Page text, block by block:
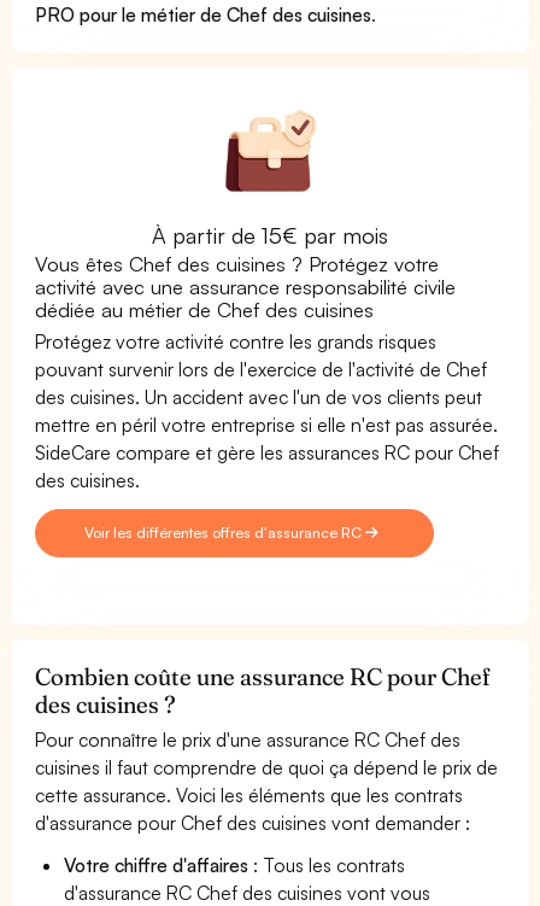
PRO pour le métier de Chef des cuisines.
À partir de 15€ par mois
Vous êtes Chef des cuisines ? Protégez votre
activité avec une assurance responsabilité civile
dédiée au métier de Chef des cuisines
Protégez votre activité contre les grands risques
pouvant survenir lors de l'exercice de l'activité de Chef
des cuisines. Un accident avec l'un de vos clients peut
mettre en péril votre entreprise si elle n'est pas assurée.
SideCare compare et gère les assurances RC pour Chef
des cuisines.
Voir les différentes offres d'assurance RC
Combien coûte une assurance RC pour Chef
des cuisines ?
Pour connaître le prix d'une assurance RC Chef des
cuisines il faut comprendre de quoi ça dépend le prix de
cette assurance. Voici les éléments que les contrats
d'assurance pour Chef des cuisines vont demander :
Votre chiffre d'affaires : Tous les contrats
d'assurance RC Chef des cuisines vont vous